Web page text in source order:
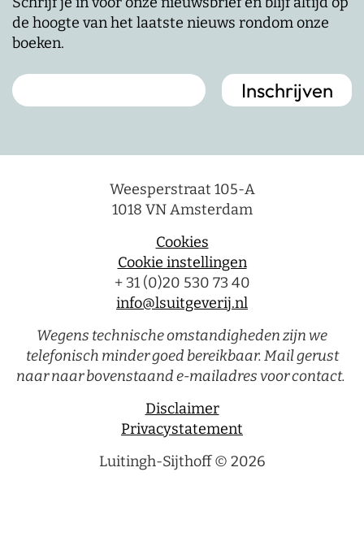
de hoogte van het laatste nieuws rondom onze
boeken.
Weesperstraat 105-A
1018 VN Amsterdam
Cookies
Cookie instellingen
+ 31 (0)20 530 73 40
info@lsuitgeverij.nl
Wegens technische omstandigheden zijn we
telefonisch minder goed bereikbaar. Mail gerust
naar naar bovenstaand e-mailadres voor contact.
Disclaimer
Privacystatement
Luitingh-Sijthoff © 2026